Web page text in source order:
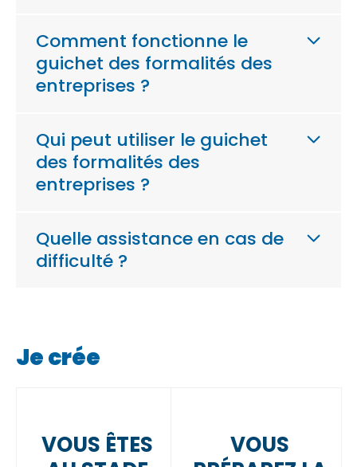
Comment fonctionne le
guichet des formalités des
entreprises ?
Qui peut utiliser le guichet
des formalités des
entreprises ?
Quelle assistance en cas de
difficulté ?
Je crée
VOUS ÊTES
VOUS